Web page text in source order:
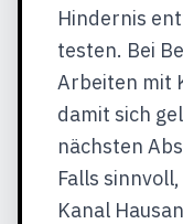
Hindernis
testen. Bei
Arbeiten mit
damit sich
nächsten
Falls
Kanal